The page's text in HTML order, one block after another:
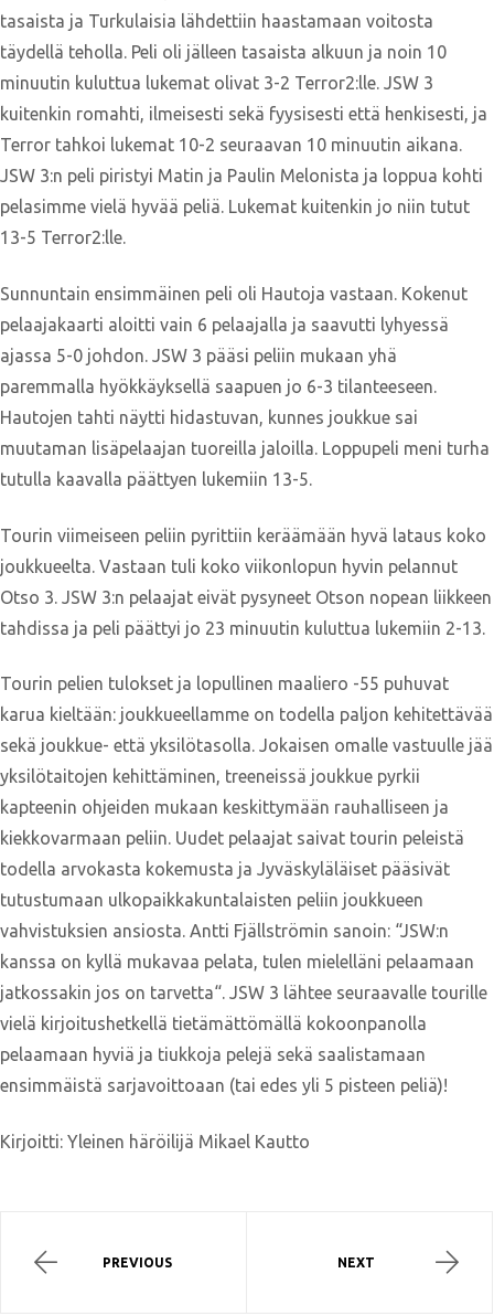
tasaista ja Turkulaisia lähdettiin haastamaan voitosta
täydellä teholla. Peli oli jälleen tasaista alkuun ja noin 10
minuutin kuluttua lukemat olivat 3-2 Terror2:lle. JSW 3
kuitenkin romahti, ilmeisesti sekä fyysisesti että henkisesti, ja
Terror tahkoi lukemat 10-2 seuraavan 10 minuutin aikana.
JSW 3:n peli piristyi Matin ja Paulin Melonista ja loppua kohti
pelasimme vielä hyvää peliä. Lukemat kuitenkin jo niin tutut
13-5 Terror2:lle.
Sunnuntain ensimmäinen peli oli Hautoja vastaan. Kokenut
pelaajakaarti aloitti vain 6 pelaajalla ja saavutti lyhyessä
ajassa 5-0 johdon. JSW 3 pääsi peliin mukaan yhä
paremmalla hyökkäyksellä saapuen jo 6-3 tilanteeseen.
Hautojen tahti näytti hidastuvan, kunnes joukkue sai
muutaman lisäpelaajan tuoreilla jaloilla. Loppupeli meni turha
tutulla kaavalla päättyen lukemiin 13-5.
Tourin viimeiseen peliin pyrittiin keräämään hyvä lataus koko
joukkueelta. Vastaan tuli koko viikonlopun hyvin pelannut
Otso 3. JSW 3:n pelaajat eivät pysyneet Otson nopean liikkeen
tahdissa ja peli päättyi jo 23 minuutin kuluttua lukemiin 2-13.
Tourin pelien tulokset ja lopullinen maaliero -55 puhuvat
karua kieltään: joukkueellamme on todella paljon kehitettävää
sekä joukkue- että yksilötasolla. Jokaisen omalle vastuulle jää
yksilötaitojen kehittäminen, treeneissä joukkue pyrkii
kapteenin ohjeiden mukaan keskittymään rauhalliseen ja
kiekkovarmaan peliin. Uudet pelaajat saivat tourin peleistä
todella arvokasta kokemusta ja Jyväskyläläiset pääsivät
tutustumaan ulkopaikkakuntalaisten peliin joukkueen
vahvistuksien ansiosta. Antti Fjällströmin sanoin: “JSW:n
kanssa on kyllä mukavaa pelata, tulen mielelläni pelaamaan
jatkossakin jos on tarvetta“. JSW 3 lähtee seuraavalle tourille
vielä kirjoitushetkellä tietämättömällä kokoonpanolla
pelaamaan hyviä ja tiukkoja pelejä sekä saalistamaan
ensimmäistä sarjavoittoaan (tai edes yli 5 pisteen peliä)!
Kirjoitti: Yleinen häröilijä Mikael Kautto
PREVIOUS NEXT